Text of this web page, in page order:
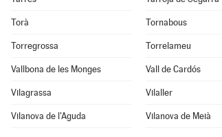
Torà Tornabous
Torregrossa Torrelameu
Vallbona de les Monges Vall de Cardós
Vilagrassa Vilaller
Vilanova de l'Aguda Vilanova de Meià